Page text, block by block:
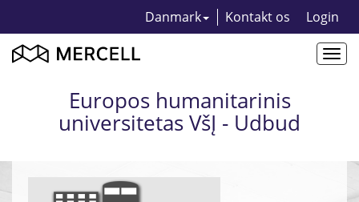
Danmark Kontakt os Login
Europos humanitarinis
universitetas VšĮ - Udbud